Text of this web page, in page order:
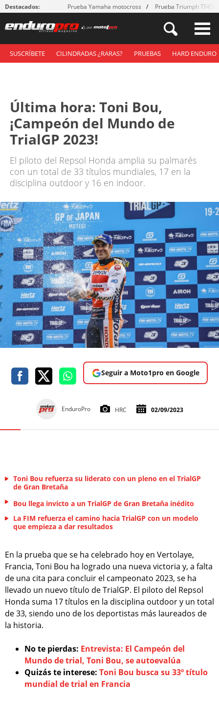
Destacados: Prueba Yamaha motocross Prueba Triumph
SUSCRÍBETE CILINDRADAS ¿RARAS? PRUEBAS HARD ENDURO
Última hora: Toni Bou,
¡Campeón del Mundo de
TrialGP 2023!
El piloto del Repsol Honda amplia su palmarés
con un total de 33 títulos mundiales, 17 en la
disciplina outdoor y 16 en indoor.
Seguir a Moto1pro en Google
EnduroPro HRC 02/09/2023
Toni Bou refuerza su liderato con un pleno en el TrialGP
de Gran Bretaña
Bou llega invicto a un TrialGP de Gran Bretaña inédito
La FIM refuerza el camino hacia TrialGP con un modelo
que empieza a dar resultados
En la prueba que se ha celebrado hoy en Vertolaye,
Francia, Toni Bou ha logrado una nueva victoria y, a falta
de una cita para concluir el campeonato 2023, se ha
llevado un nuevo título de TrialGP. El piloto del Repsol
Honda suma 17 títulos en la disciplina outdoor y un total
de 33, siendo uno de los deportistas más laureados de
la historia.
No te pierdas: Entrevista: El Campeón del
Mundo de trial, Toni Bou, se autoevalúa
Quizás te interese: Toni Bou busca su 33º título
mundial de trial en Francia